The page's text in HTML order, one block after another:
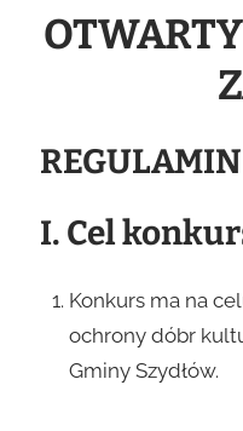
I. Cel
Konkurs ma na
ochrony dóbr
Gminy Szydłów.